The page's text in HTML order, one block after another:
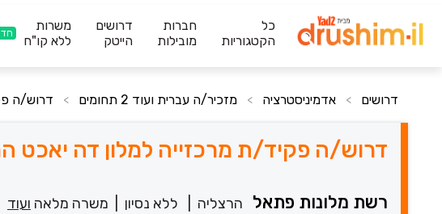
כל
הקטגוריות
חברות
מובילות
דרושים
הייטק
משרות
ללא קו"ח
דרושים > אדמיניסטרציה > מזכיר/ה עברית ועוד 2 תחומים > דרוש/ה
דרוש/ה פקיד/ת מרכזייה למלון דה יאכט
רשת מלונות פתאל הרצליה ללא נסיון משרה מלאה ועוד